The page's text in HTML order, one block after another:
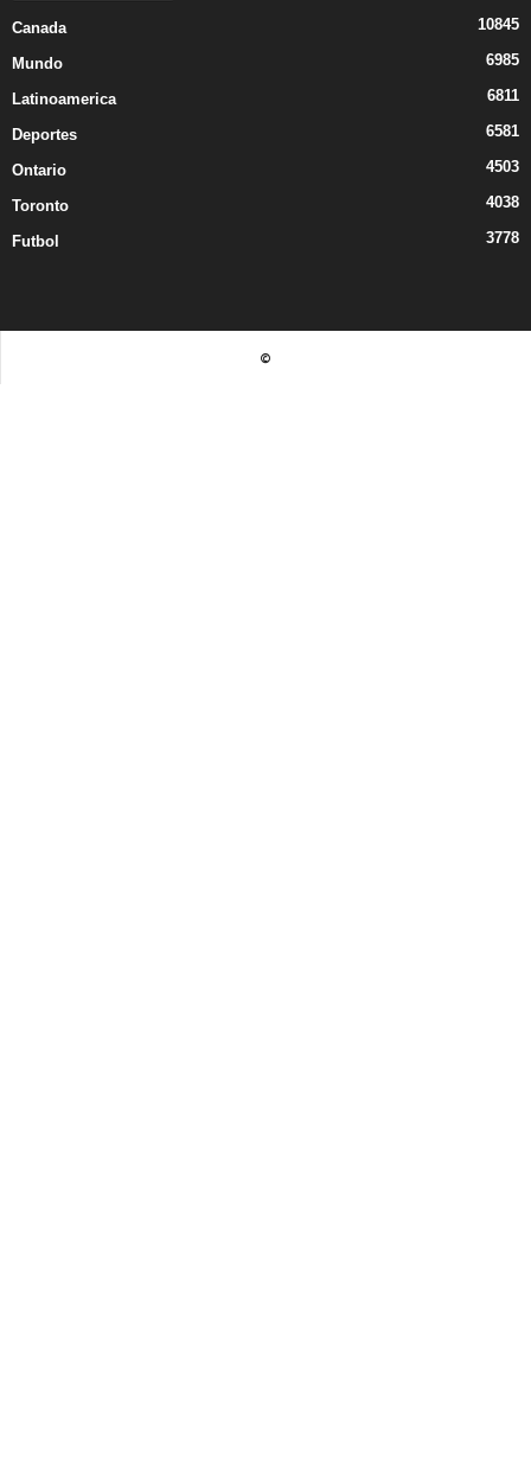
Canada 10845
Mundo 6985
Latinoamerica 6811
Deportes 6581
Ontario 4503
Toronto 4038
Futbol 3778
©